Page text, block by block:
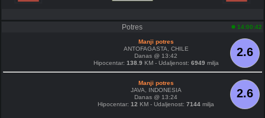
Potres 14:00:42
2.6
Manji potres
ANTOFAGASTA, CHILE
Danas @ 13:42
Hipocentar: 138.9 KM - Udaljenost: 6949 milja
2.6
Manji potres
JAVA, INDONESIA
Danas @ 13:24
Hipocentar:12 KM - Udaljenost:7144 milja